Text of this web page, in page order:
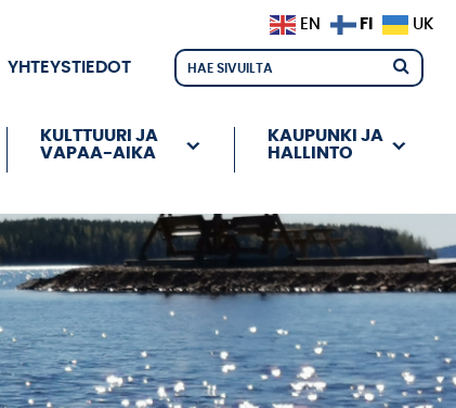
YHTEYSTIEDOT
KULTTUURI JA
VAPAA-AIKA
KAUPUNKI JA
HALLINTO
EN FI UK